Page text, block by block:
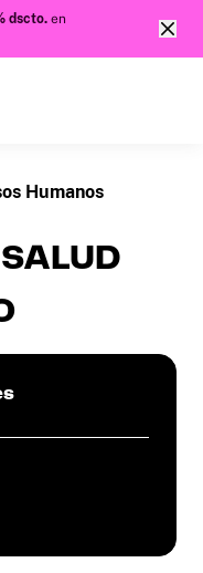
dscto. en
Humanos